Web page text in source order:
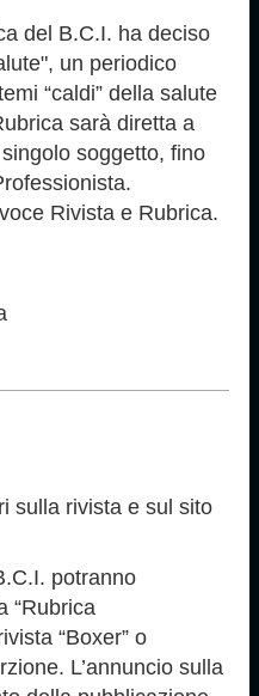
del B.C.I. ha deciso
un periodico
“caldi” della salute
sarà diretta a
soggetto, fino
Rivista e Rubrica.
sulla rivista e sul sito
potranno
“Rubrica
“Boxer” o
L’annuncio sulla